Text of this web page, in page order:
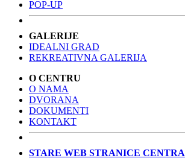
POP-UP
GALERIJE
IDEALNI GRAD
REKREATIVNA GALERIJA
O CENTRU
O NAMA
DVORANA
DOKUMENTI
KONTAKT
STARE WEB STRANICE CENTRA